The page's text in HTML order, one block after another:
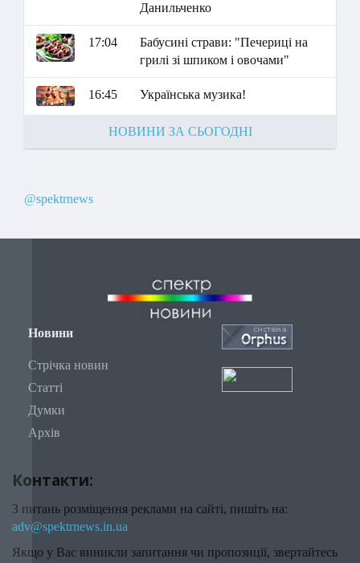
Данильченко
17:04
Бабусині страви: "Печериці на
грилі зі шпиком і овочами"
16:45 Українська музика!
НОВИНИ ЗА СЬОГОДНІ
@spektrnews
Новини
Стрічка новин
Статті
Думки
Архів
Контакти:
З питань розміщення реклами на сайті, пишіть на:
adv@spektrnews.in.ua
Якщо у Вас виникли запитання чи пропозиції, звертайтесь